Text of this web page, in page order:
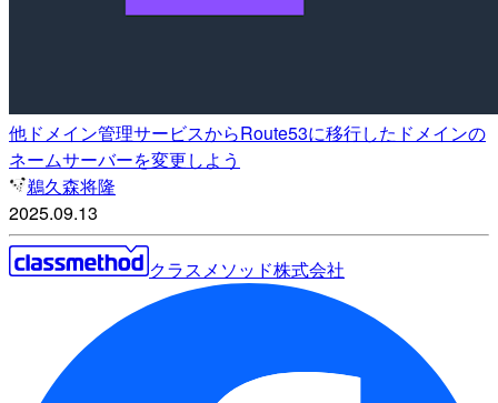
他ドメイン管理サービスからRoute53に移行したドメインの
ネームサーバーを変更しよう
鵜久森将隆
2025.09.13
クラスメソッド株式会社